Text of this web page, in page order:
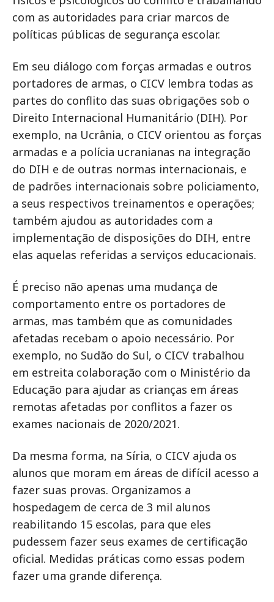
com as autoridades para criar marcos de
políticas públicas de segurança escolar.
Em seu diálogo com forças armadas e outros
portadores de armas, o CICV lembra todas as
partes do conflito das suas obrigações sob o
Direito Internacional Humanitário (DIH). Por
exemplo, na Ucrânia, o CICV orientou as forças
armadas e a polícia ucranianas na integração
do DIH e de outras normas internacionais, e
de padrões internacionais sobre policiamento,
a seus respectivos treinamentos e operações;
também ajudou as autoridades com a
implementação de disposições do DIH, entre
elas aquelas referidas a serviços educacionais.
É preciso não apenas uma mudança de
comportamento entre os portadores de
armas, mas também que as comunidades
afetadas recebam o apoio necessário. Por
exemplo, no Sudão do Sul, o CICV trabalhou
em estreita colaboração com o Ministério da
Educação para ajudar as crianças em áreas
remotas afetadas por conflitos a fazer os
exames nacionais de 2020/2021.
Da mesma forma, na Síria, o CICV ajuda os
alunos que moram em áreas de difícil acesso a
fazer suas provas. Organizamos a
hospedagem de cerca de 3 mil alunos
reabilitando 15 escolas, para que eles
pudessem fazer seus exames de certificação
oficial. Medidas práticas como essas podem
fazer uma grande diferença.